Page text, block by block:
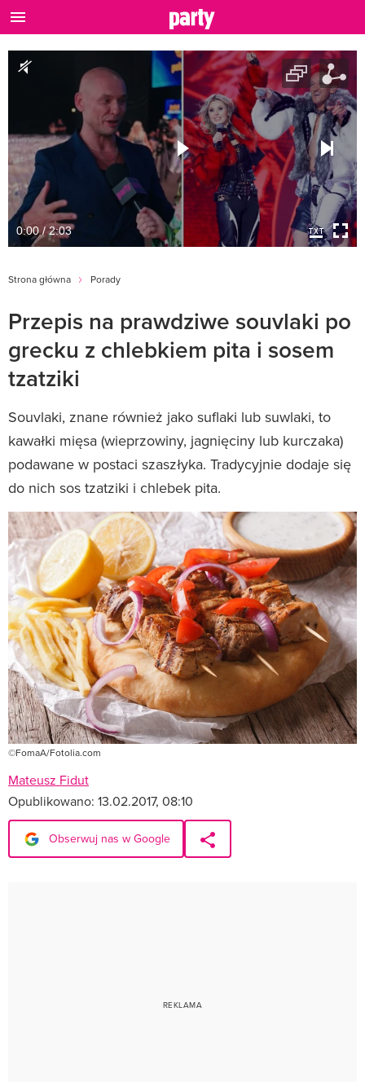
0:00 / 2:03
Strona główna Porady
Przepis na prawdziwe souvlaki po
grecku z chlebkiem pita i sosem
tzatziki
Souvlaki, znane również jako suflaki lub suwlaki, to
kawałki mięsa (wieprzowiny, jagnięciny lub kurczaka)
podawane w postaci szaszłyka. Tradycyjnie dodaje się
do nich sos tzatziki i chlebek pita.
©FomaA/Fotolia.com
Mateusz Fidut
Opublikowano: 13.02.2017, 08:10
Obserwuj nas w Google